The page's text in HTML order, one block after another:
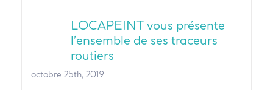
LOCAPEINT vous présente
l’ensemble de ses traceurs
routiers
octobre 25th, 2019